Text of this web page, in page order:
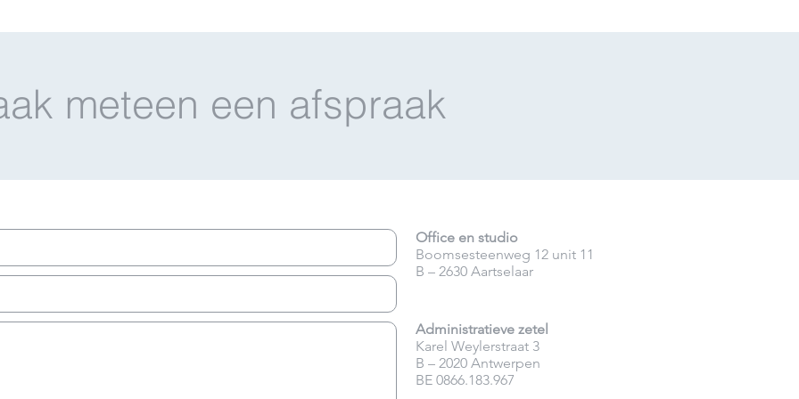
meteen een afspraak
Office en studio
Boomsesteenweg 12 unit 11
B – 2630 Aartselaar
Administratieve zetel
Karel Weylerstraat 3
B – 2020 Antwerpen
BE 0866.183.967